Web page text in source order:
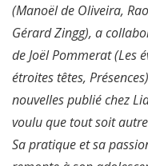
(Manoël de Oliveira,
Gérard Zingg), a
de Joël Pommerat (Les
étroites têtes,
nouvelles publié chez
voulu que tout soit
Sa pratique et sa